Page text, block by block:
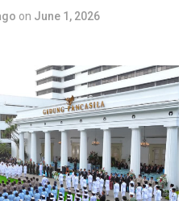
on June 1, 2026